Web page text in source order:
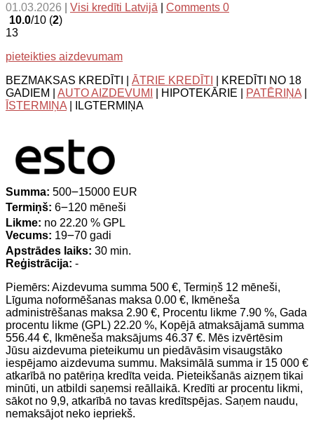
01.03.2026 Visi kredīti Latvijā
Comments 0
10.0/10 (2)
13
pieteikties aizdevumam
BEZMAKSAS KREDĪTI | ĀTRIE KREDĪTI
| KREDĪTI NO 18
GADIEM | AUTO AIZDEVUMI | HIPOTEKĀRIE | PATĒRIŅA
ĪSTERMIŅA | ILGTERMIŅA
Summa: 500౼15000 EUR
Termiņš: 6౼120 mēneši
Likme: no 22.20 % GPL
Vecums: 19౼70 gadi
Apstrādes laiks: 30 min.
Reģistrācija: -
Piemērs: Aizdevuma summa 500 €, Termiņš 12 mēneši,
Līguma noformēšanas maksa 0.00 €, Ikmēneša
administrēšanas maksa 2.90 €, Procentu likme 7.90 %, Gada
procentu likme (GPL) 22.20 %, Kopējā atmaksājamā summa
556.44 €, Ikmēneša maksājums 46.37 €. Mēs izvērtēsim
Jūsu aizdevuma pieteikumu un piedāvāsim visaugstāko
iespējamo aizdevuma summu. Maksimālā summa ir 15 000 €
atkarībā no patēriņa kredīta veida. Pieteikšanās aizņem tikai
minūti, un atbildi saņemsi reāllaikā. Kredīti ar procentu likmi,
sākot no 9,9, atkarībā no tavas kredītspējas. Saņem naudu,
nemaksājot neko iepriekš.